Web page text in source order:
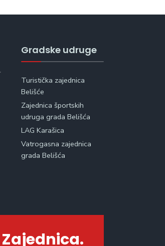
Gradske udruge
Turistička zajednica
Belišće
Zajednica športskih
udruga grada Belišća
LAG Karašica
Vatrogasna zajednica
grada Belišća